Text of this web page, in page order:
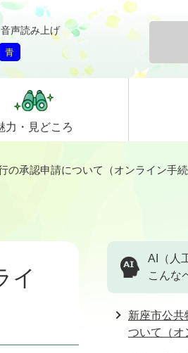
音声読み上げ
青
力・ 見どころ
の承認申請について（オンライン手続
イ
AI（人
こんな
新座市公共
ついて（オ